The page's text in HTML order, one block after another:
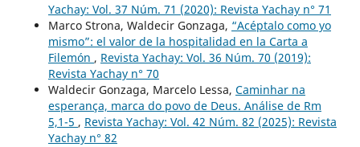
Yachay: Vol. 37 Núm. 71 (2020): Revista Yachay n° 71
Marco Strona, Waldecir Gonzaga, “Acéptalo como yo
mismo”: el valor de la hospitalidad en la Carta a
Filemón , Revista Yachay: Vol. 36 Núm. 70 (2019):
Revista Yachay n° 70
Waldecir Gonzaga, Marcelo Lessa, Caminhar na
esperança, marca do povo de Deus. Análise de Rm
5,1-5 , Revista Yachay: Vol. 42 Núm. 82 (2025): Revista
Yachay n° 82